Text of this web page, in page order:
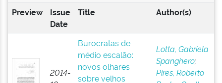
Preview
Issue
Date
Title Author(s)
2014-
Burocratas de
médio escalão:
novos olhares
sobre velhos
Lotta, Gabriela
Spanghero;
Pires, Roberto